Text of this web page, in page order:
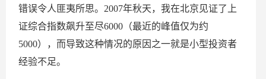
错误令人匪夷所思。2007年秋天，我在北京见证了上
证综合指数飙升至尽6000（最近的峰值仅为约
5000），而导致这种情况的原因之一就是小型投资者
经验不足。